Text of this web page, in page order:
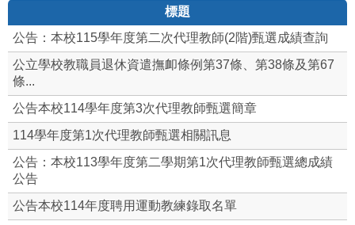
本校差勤系統(限校內)
性別平等專區
各委員會名單
組織編制
標題
公告：本校115學年度第二次代理教師(2階)甄選成績查詢
公立學校教職員退休資遣撫卹條例第37條、第38條及第67
條...
公告本校114學年度第3次代理教師甄選簡章
114學年度第1次代理教師甄選相關訊息
公告：本校113學年度第二學期第1次代理教師甄選總成績
公告
公告本校114年度聘用運動教練錄取名單